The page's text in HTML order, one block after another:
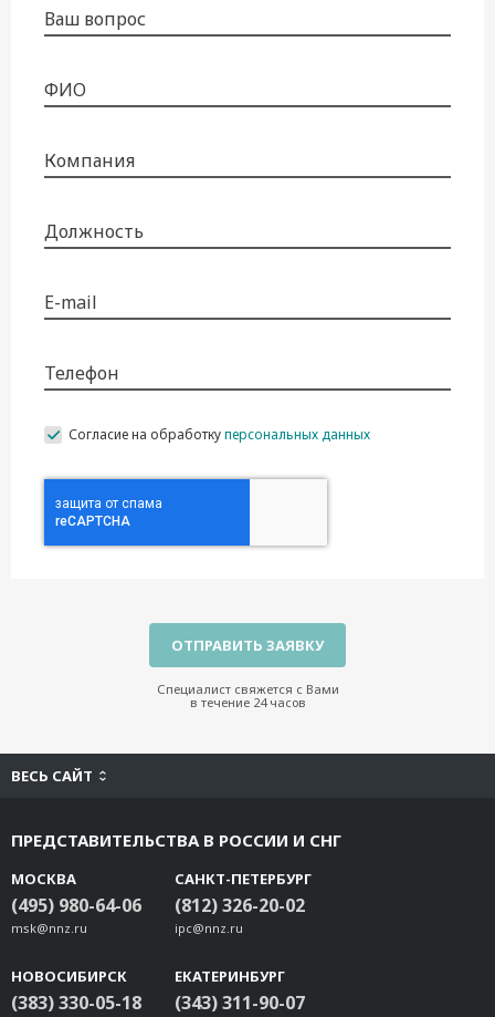
Ваш вопрос
ФИО
Компания
Должность
E-mail
Телефон
Согласие на обработкуперсональных данных
Специалист свяжется с Вами
в течение 24 часов
ВЕСЬ САЙТ
ПРЕДСТАВИТЕЛЬСТВА В РОССИИ И СНГ
МОСКВА
(495) 980-64-06
msk@nnz.ru
САНКТ-ПЕТЕРБУРГ
(812) 326-20-02
ipc@nnz.ru
НОВОСИБИРСК
(383) 330-05-18
ЕКАТЕРИНБУРГ
(343) 311-90-07